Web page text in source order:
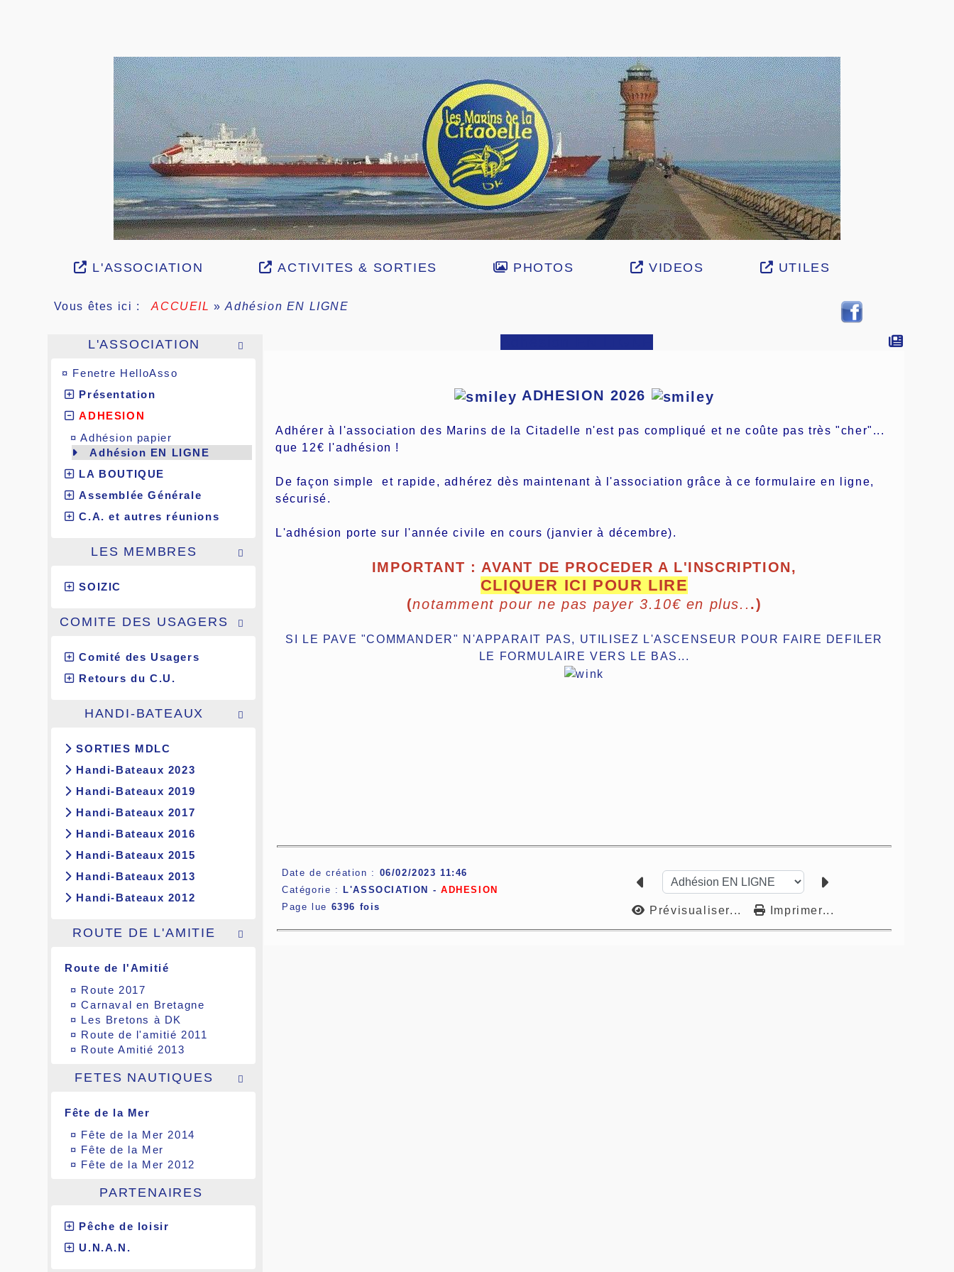
L'ASSOCIATION ACTIVITES & SORTIES PHOTOS VIDEOS UTILES
Vous êtes ici : ACCUEIL»Adhésion EN LIGNE

L'ASSOCIATION
¤ Fenetre HelloAsso
Présentation
ADHESION
¤Adhésion papier
Adhésion EN LIGNE
LA BOUTIQUE
Assemblée Générale
C.A. et autres réunions

LES MEMBRES
SOIZIC

COMITE DES USAGERS
Comité des Usagers
Retours du C.U.

HANDI-BATEAUX
SORTIES MDLC
Handi-Bateaux 2023
Handi-Bateaux 2019
Handi-Bateaux 2017
Handi-Bateaux 2016
Handi-Bateaux 2015
Handi-Bateaux 2013
Handi-Bateaux 2012

ROUTE DE L'AMITIE
Route de l'Amitié
¤ Route 2017
¤Carnaval en Bretagne
¤ Les Bretons à DK
¤ Route de l'amitié 2011
¤ Route Amitié 2013

FETES NAUTIQUES
Fête de la Mer
¤ Fête de la Mer 2014
¤ Fête de la Mer
¤ Fête de la Mer 2012
PARTENAIRES
Pêche de loisir
U.N.A.N.
ADHESION 2026
Adhérer à l'association des Marins de la Citadelle n'est pas compliqué et ne coûte pas très "cher"...
que 12€ l'adhésion !
De façon simple et rapide, adhérez dès maintenant à l'association grâce à ce formulaire en ligne,
sécurisé.
L'adhésion porte sur l'année civile en cours (janvier à décembre).
IMPORTANT : AVANT DE PROCEDER A L'INSCRIPTION,
CLIQUER ICI POUR LIRE
(notamment pourne pas payer 3.10€ en plus.. .)
SI LE PAVE "COMMANDER" N'APPARAIT PAS, UTILISEZ L'ASCENSEUR POUR FAIRE DEFILER
LE FORMULAIRE VERS LE BAS...
Date de création : 06/02/2023 11:46
Catégorie :
L'ASSOCIATION - ADHESION
Page lue 6396 fois Prévisualiser... Imprimer...